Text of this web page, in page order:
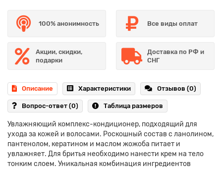
100% анонимность Все виды оплат
Акции, скидки,
подарки
Доставка по РФ и
СНГ
Описание Характеристики Отзывов (0)
Вопрос-ответ (0) Таблица размеров
Увлажняющий комплекс-кондиционер, подходящий для
ухода за кожей и волосами. Роскошный состав с ланолином,
пантенолом, кератином и маслом жожоба питает и
увлажняет. Для бритья необходимо нанести крем на тело
тонким слоем. Уникальная комбинация ингредиентов